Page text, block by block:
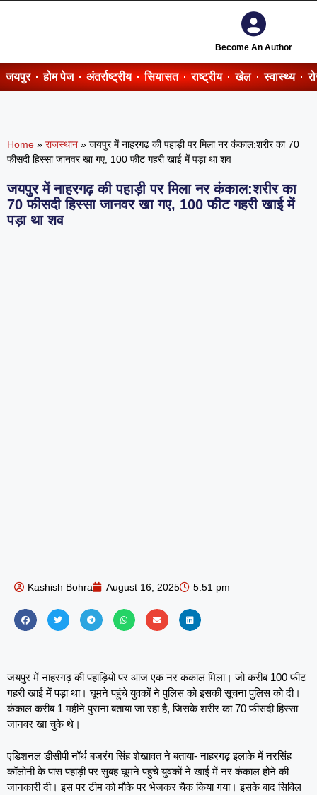
Become An Author
जयपुर होम पेज अंतर्राष्ट्रीय सियासत राष्ट्रीय खेल स्वास्थ्य
Home » राजस्थान » जयपुर में नाहरगढ़ की पहाड़ी पर मिला नर कंकाल:शरीर का 70
फीसदी हिस्सा जानवर खा गए, 100 फीट गहरी खाई में पड़ा था शव
जयपुर में नाहरगढ़ की पहाड़ी पर मिला नर कंकाल:शरीर का
70 फीसदी हिस्सा जानवर खा गए, 100 फीट गहरी खाई में
पड़ा था शव
Kashish Bohra August 16, 2025 5:51 pm
जयपुर में नाहरगढ़ की पहाड़ियों पर आज एक नर कंकाल मिला। जो करीब 100 फीट
गहरी खाई में पड़ा था। घूमने पहुंचे युवकों ने पुलिस को इसकी सूचना पुलिस को दी।
कंकाल करीब 1 महीने पुराना बताया जा रहा है, जिसके शरीर का 70 फीसदी हिस्सा
जानवर खा चुके थे।
एडिशनल डीसीपी नॉर्थ बजरंग सिंह शेखावत ने बताया- नाहरगढ़ इलाके में नरसिंह
कॉलोनी के पास पहाड़ी पर सुबह घूमने पहुंचे युवकों ने खाई में नर कंकाल होने की
जानकारी दी। इस पर टीम को मौके पर भेजकर चैक किया गया। इसके बाद सिविल